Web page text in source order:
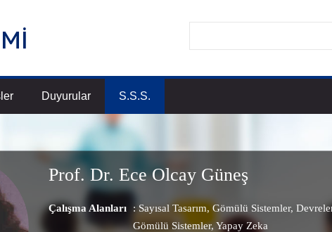
Duyurular S.S.S.
Prof. Dr. Ece Olcay Güneş
Çalışma Alanları : Sayısal Tasarım,Gömülü Sistemler,
Gömülü Sistemler,Yapay Zeka